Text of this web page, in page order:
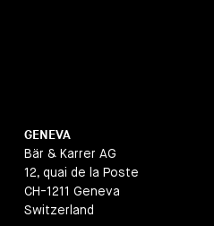
GENEVA
Bär & Karrer AG
12, quai de la Poste
CH-1211 Geneva
Switzerland